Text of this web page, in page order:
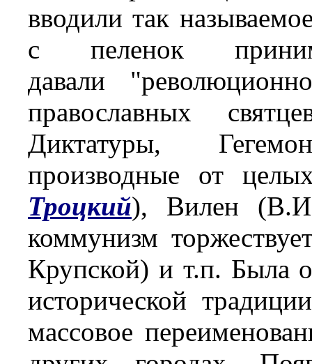
вводили так
с пеленок
давали
православных
Диктатуры,
производные от
Троцкий), Вилен
коммунизм
Крупской) и т.п. Была
исторической
массовое